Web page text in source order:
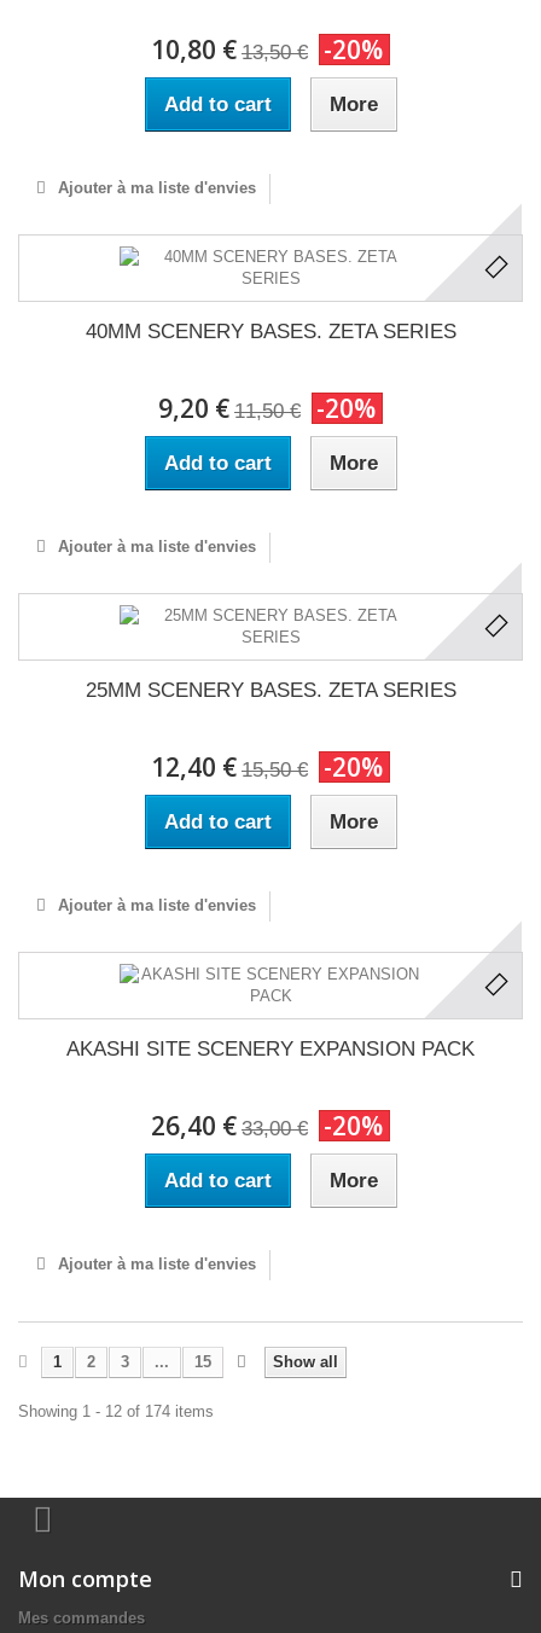
10,80 € 13,50 € -20%
Add to cart More
Ajouter à ma liste d'envies
40MM SCENERY BASES. ZETA SERIES
9,20 € 11,50 € -20%
Add to cart More
Ajouter à ma liste d'envies
25MM SCENERY BASES. ZETA SERIES
12,40 € 15,50 € -20%
Add to cart More
Ajouter à ma liste d'envies
AKASHI SITE SCENERY EXPANSION PACK
26,40 € 33,00 € -20%
Add to cart More
Ajouter à ma liste d'envies
Show all
1 2 3 ... 15
Showing 1 - 12 of 174 items
Mon compte
Mes commandes